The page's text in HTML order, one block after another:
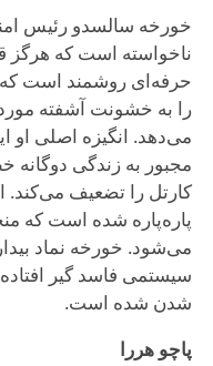
خورخه سالسدو رئیس
ناخواسته است که هرگز
حرفه‌ای روشمند است
را به خشونت آشفته
می‌دهد. انگیزه اصلی او
مجبور به زندگی دوگانه
کارتل را تضعیف می‌کند.
پاره‌پاره شده است که
می‌شود. خورخه نماد
سیستمی فاسد گیر
شدن شده است.
پاچو هررا